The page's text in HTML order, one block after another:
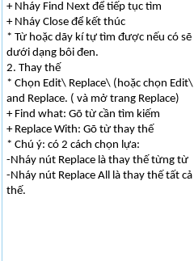
+ Nháy Find Next để tiếp tục tìm
+ Nháy Close để kết thúc
* Từ hoặc dãy kí tự tìm được nếu có
dưới dạng bôi đen.
2. Thay thế
* Chọn Edit\ Replace\ (hoặc chọn
and Replace. ( và mở trang Replace)
+ Find what: Gõ từ cần tìm kiếm
+ Replace With: Gõ từ thay thế
* Chú ý: có 2 cách chọn lựa:
-Nháy nút Replace là thay thế từng từ
-Nháy nút Replace All là thay thế tất
thế.